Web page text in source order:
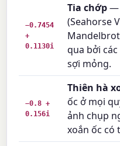
−0.7454
+
0.1130i
Tia chớp—
(Seahorse
qua bởi
sợi mỏng.
−0.8 +
0.156i
Thiên hà
ốc ở mọi
ảnh chụp
xoắn ốc có